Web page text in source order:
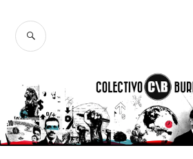
contenido
BUSCAR